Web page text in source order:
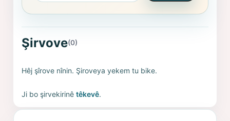
Şirvove(0)
Hêj şîrove nînin. Şiroveya yekem tu bike.
Ji bo şirvekirinêtêkevê.